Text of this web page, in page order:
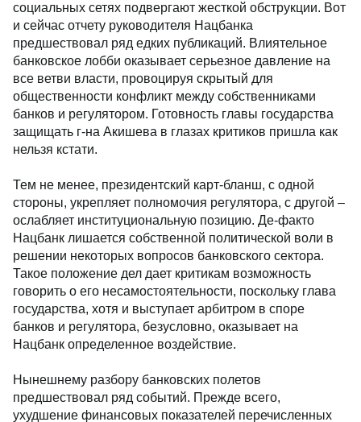
социальных сетях подвергают жесткой обструкции. Вот
и сейчас отчету руководителя Нацбанка
предшествовал ряд едких публикаций. Влиятельное
банковское лобби оказывает серьезное давление на
все ветви власти, провоцируя скрытый для
общественности конфликт между собственниками
банков и регулятором. Готовность главы государства
защищать г-на Акишева в глазах критиков пришла как
нельзя кстати.
Тем не менее, президентский карт-бланш, с одной
стороны, укрепляет полномочия регулятора, с другой –
ослабляет институциональную позицию. Де-факто
Нацбанк лишается собственной политической воли в
решении некоторых вопросов банковского сектора.
Такое положение дел дает критикам возможность
говорить о его несамостоятельности, поскольку глава
государства, хотя и выступает арбитром в споре
банков и регулятора, безусловно, оказывает на
Нацбанк определенное воздействие.
Нынешнему разбору банковских полетов
предшествовал ряд событий. Прежде всего,
ухудшение финансовых показателей перечисленных